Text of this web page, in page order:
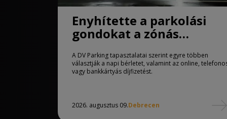
Enyhítette a parkolási
gondokat a zónás
rendszer Debrecenben
A DV Parking tapasztalatai szerint egyre többen
választják a napi bérletet, valamint az online,
vagy bankkártyás díjfizetést.
2026. augusztus 09.Debrecen